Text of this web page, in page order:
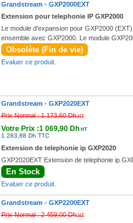
Grandstream - GXP2000EXT
Extension pour telephonie IP GXP2000
Le module d'expansion pour GXP2000
ensemble avec GXP2000. Le module
Obsolète (Fin de vie)
Evaluer ce produit.
Grandstream - GXP2020EXT
Prix Normal :1 173,60 DhHT
Votre Prix :1 069,90 DhHT
1 283,88 Dh TTC
Extension de telephonie ip GXP2020
GXP2020EXT Extension de telephonie ip
En Stock
Evaluer ce produit.
Grandstream - GXP2200EXT
Prix Normal :2 459,00 DhHT